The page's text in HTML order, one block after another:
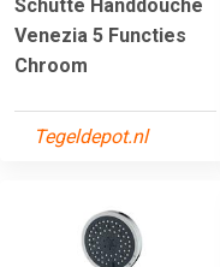
Schutte Handdouche
Venezia 5 Functies
Chroom
Tegeldepot.nl